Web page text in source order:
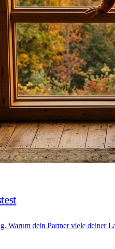
dein Partner viele deiner